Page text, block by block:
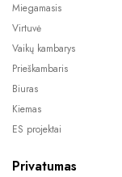
Miegamasis
Virtuvė
Vaikų kambarys
Prieškambaris
Biuras
Kiemas
ES projektai
Privatumas